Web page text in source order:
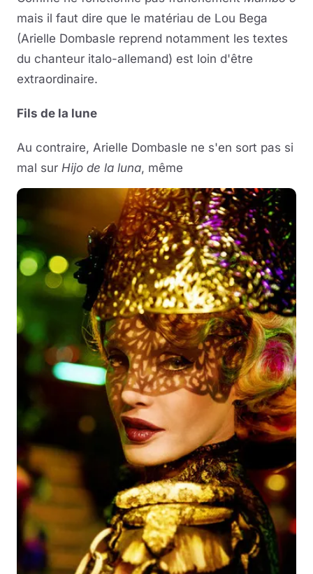
mais il faut dire que le matériau de Lou Bega
(Arielle Dombasle reprend notamment les textes
du chanteur italo-allemand) est loin d'être
extraordinaire.
Fils de la lune
Au contraire, Arielle Dombasle ne s'en sort pas si
mal sur Hijo de la luna, même